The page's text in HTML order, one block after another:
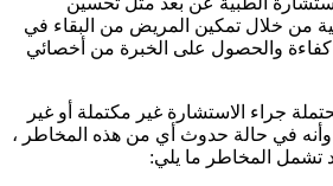
من خلال تمكين المريض من البقاء في
كفاءة والحصول على الخبرة من أخصائي
جراء الاستشارة غير مكتملة أو غير
وأنه في حالة حدوث أي من هذه المخاطر ،
تشمل المخاطر ما يلي: